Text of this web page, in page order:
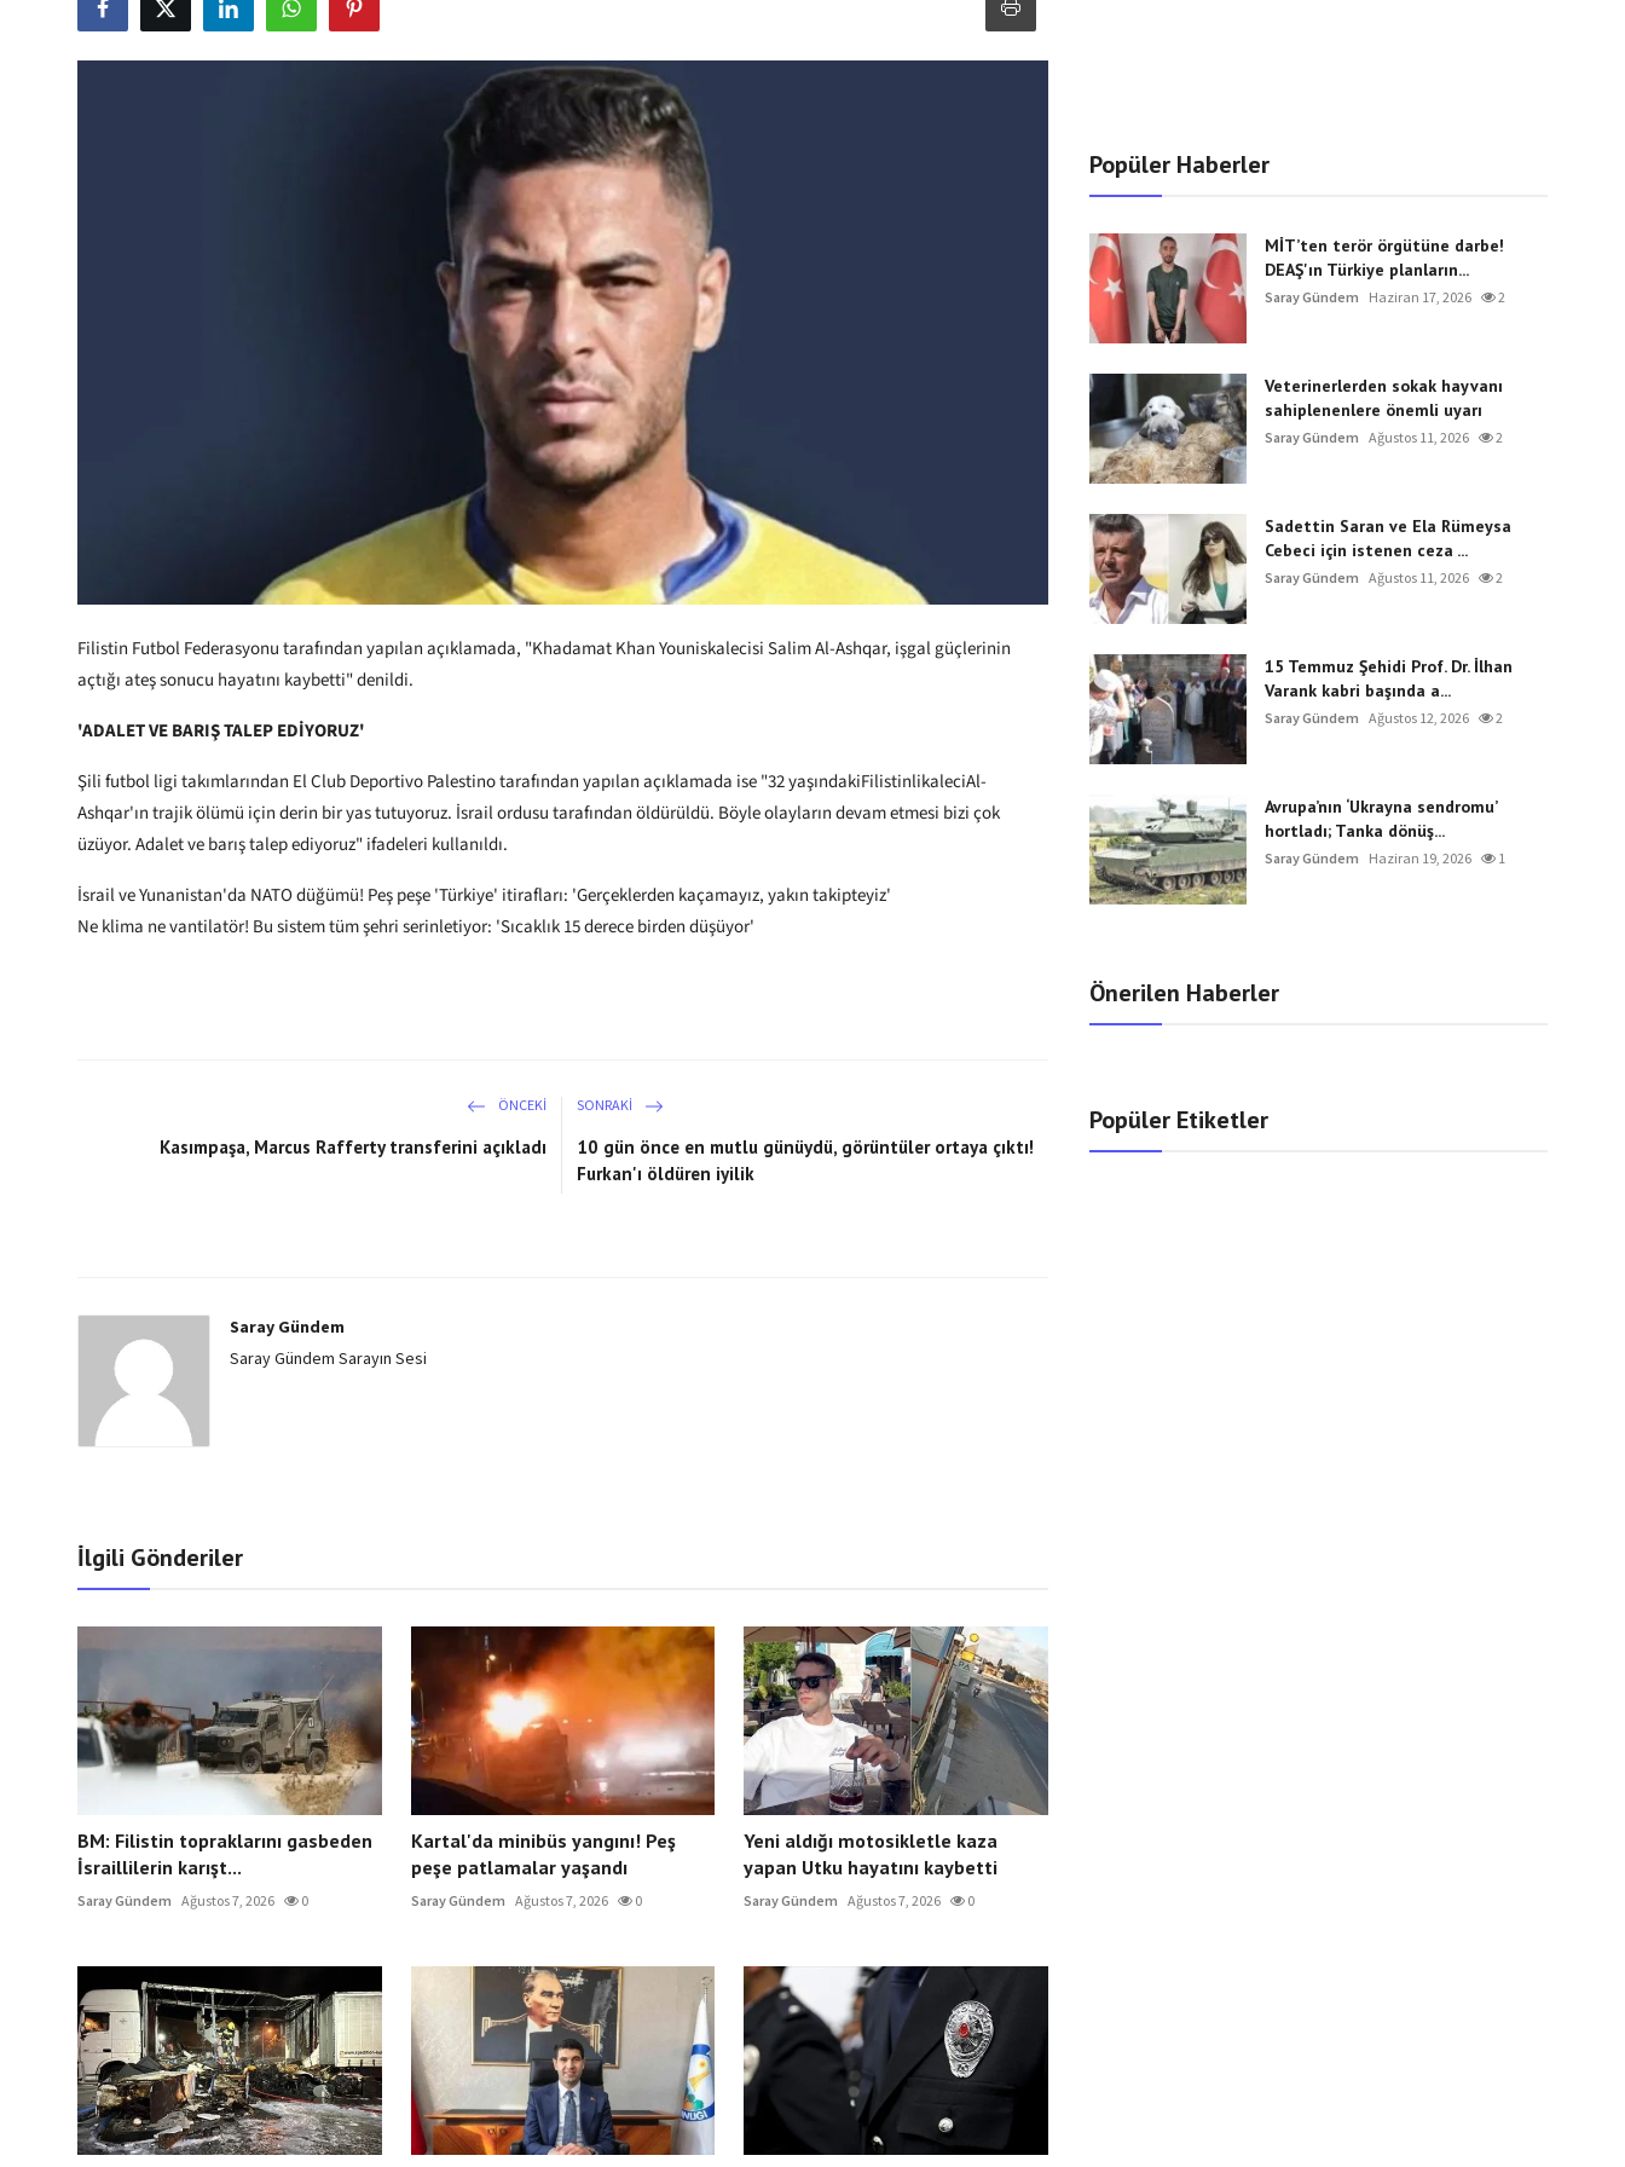
Filistin Futbol Federasyonu tarafından yapılan açıklamada, "Khadamat Khan Youniskalecisi Salim Al-Ashqar, işgal güçlerinin
açtığı ateş sonucu hayatını kaybetti" denildi.
'ADALET VE BARIŞ TALEP EDİYORUZ'
Şili futbol ligi takımlarından El Club Deportivo Palestino tarafından yapılan açıklamada ise "32 yaşındakiFilistinlikaleciAl-
Ashqar'ın trajik ölümü için derin bir yas tutuyoruz. İsrail ordusu tarafından öldürüldü. Böyle olayların devam etmesi bizi çok
üzüyor. Adalet ve barış talep ediyoruz" ifadeleri kullanıldı.
İsrail ve Yunanistan'da NATO düğümü! Peş peşe 'Türkiye' itirafları: 'Gerçeklerden kaçamayız, yakın takipteyiz'
Ne klima ne vantilatör! Bu sistem tüm şehri serinletiyor: 'Sıcaklık 15 derece birden düşüyor'
ÖNCEKI
Kasımpaşa, Marcus Rafferty transferini açıkladı
SONRAKI
10 gün önce en mutlu günüydü, görüntüler ortaya çıktı!
Furkan'ı öldüren iyilik
Saray Gündem
Saray Gündem Sarayın Sesi
İlgili Gönderiler
BM: Filistin topraklarını gasbeden
İsraillilerin karışt...
Saray Gündem Ağustos 7, 2026 0
Kartal'da minibüs yangını! Peş
peşe patlamalar yaşandı
Saray Gündem Ağustos 7, 2026 0
Yeni aldığı motosikletle kaza
yapan Utku hayatını kaybetti
Saray Gündem Ağustos 7, 2026 0
Popüler Haberler
MİT’ten terör örgütüne darbe!
DEAŞ'ın Türkiye planların...
Saray Gündem Haziran 17, 2026 2
Veterinerlerden sokak hayvanı
sahiplenenlere önemli uyarı
Saray Gündem Ağustos 11, 2026 2
Sadettin Saran ve Ela Rümeysa
Cebeci için istenen ceza ...
Saray Gündem Ağustos 11, 2026 2
15 Temmuz Şehidi Prof. Dr. İlhan
Varank kabri başında a...
Saray Gündem Ağustos 12, 2026 2
Avrupa’nın ‘Ukrayna sendromu’
hortladı; Tanka dönüş...
Saray Gündem Haziran 19, 2026 1
Önerilen Haberler
Popüler Etiketler